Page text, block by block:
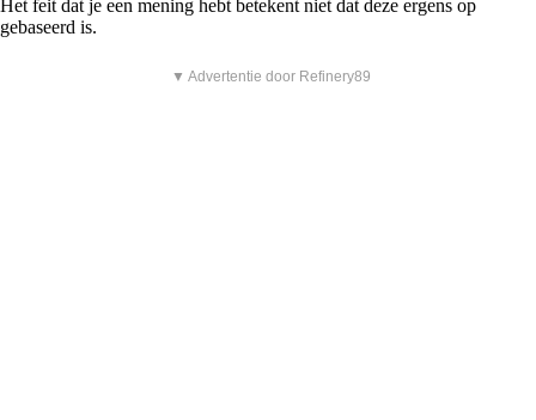
Het feit dat je een mening hebt betekent niet dat deze ergens op
gebaseerd is.
▼ Advertentie door Refinery89